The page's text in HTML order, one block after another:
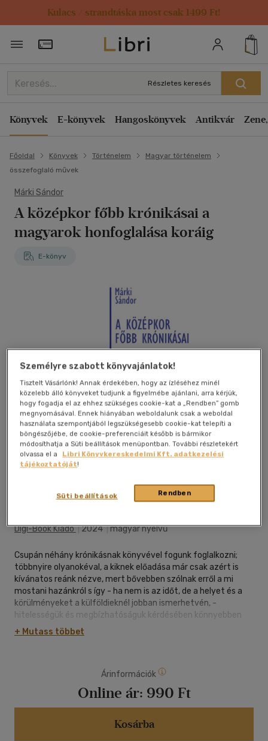
Kulacs / strandtáska most csak 1499 Ft!
Törzsvásárlói Kártya adatai
Részletes keresés
Könyvek E-könyvek Hangoskönyvek Antikvár
Főoldal Könyvek Történelem
Magyar történelem
összefoglaló művek
Márki Sándor
A középkor főbb krónikásai a
magyarok honfoglalása koráig
E-könyv
Kívánságlistához adom Megosztom
Digi-Book Kiadó|2024|magyar nyelvű
Csupán néhány krónikásnak könyvével fogunk foglalkozni;
többnyire olyanokéval, a kiknek előadása már csak azért is
kívánatos reánk nézve, mert bővebben szólnak erről a mi
mostani hazánkról s így - ha nem is az időt, de a helyet és a
körülményeket a külföldieknél jobban ismerhetvén, -
hitelességük és megbízhatóságuk kérdésében könnyebben
gyakorolhatjuk szavazatjogunkat. Vonuljon el előttünk a
középkornak a magyarok honfoglalásáig terjedő része az ő
arra, hogy meghallgatván, meg is bírálhassuk őket. Viszont
azonban az újkor nagy historikusainak ellenmondást alig tűrő
nyilatkozatai s ítéletei se gátoljanak bennünket abban, hogy
bevalljuk, milyen jól esik az a közvetlenség, mellyel a
krónikások saját korukról beszélnek s az a miszticizmus,
+ Mutass többet
Árinformációk
Online ár: 990 Ft
Kosárba
Személyre szabott könyvajánlatok!
Tisztelt Vásárlónk! Annak érdekében, hogy az ízléséhez minél
közelebb álló könyveket tudjunk a figyelmébe ajánlani, arra kérjük,
hogy fogadja el az ehhez szükséges cookie-kat a „Rendben” gomb
megnyomásával. Ennek hiányában weboldalunk csak a weboldal
használata szempontjából legszükségesebb cookie-kat telepíti a
böngészőjébe, de cookie-preferenciáit később is bármikor
módosíthatja a Süti beállítások menüpontban. További részletekért
olvassa el a
Libri Könyvkereskedelmi Kft. adatkezelési
tájékoztatóját!
Rendben
Süti beállítások